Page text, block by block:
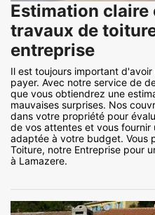
Estimation claire
travaux de
entreprise
Il est toujours important
payer. Avec notre service de
que vous obtiendrez une
mauvaises surprises. Nos
dans votre propriété pour
de vos attentes et vous fournir
adaptée à votre budget. Vous
Toiture, notre Entreprise pour
à Lamazere.